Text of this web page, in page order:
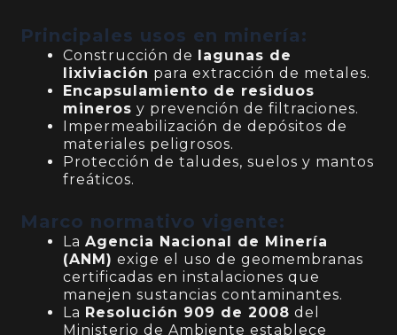
Principales usos en minería:
Construcción de lagunas de
lixiviación para extracción de metales.
Encapsulamiento de residuos
mineros y prevención de filtraciones.
Impermeabilización de depósitos de
materiales peligrosos.
Protección de taludes, suelos y mantos
freáticos.
Marco normativo vigente:
LaAgencia Nacional de Minería
(ANM) exige el uso de geomembranas
certificadas en instalaciones que
manejen sustancias contaminantes.
La Resolución 909 de 2008 del
Ministerio de Ambiente establece